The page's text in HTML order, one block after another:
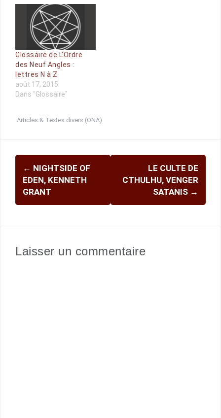
Glossaire de L’Ordre
des Neuf Angles :
lettres N à Z
août 17, 2015
Dans "Glossaire"
Articles & Textes divers (ONA)
Navigation
d'article
← NIGHTSIDE OF
EDEN, KENNETH
GRANT
LE CULTE DE
CTHULHU, VENGER
SATANIS →
Laisser un commentaire